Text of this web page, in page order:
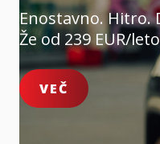
Enostavno. Hitro.
Že od 239 EUR/
VEČ